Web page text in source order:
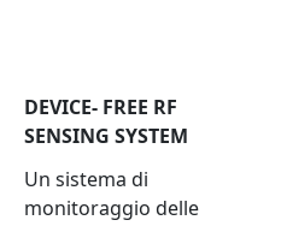
DEVICE- FREE RF
SENSING SYSTEM
Un sistema di
monitoraggio delle